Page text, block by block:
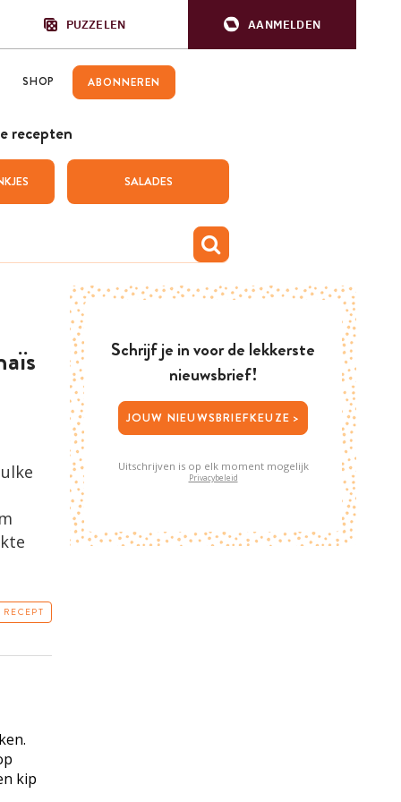
PUZZELEN AANMELDEN
SHOP ABONNEREN
recepten
SALADES
kip
Schrijf je in voor de lekkerste
nieuwsbrief!
JOUW NIEUWSBRIEFKEUZE >
Uitschrijven is op elk moment mogelijk
Privacybeleid